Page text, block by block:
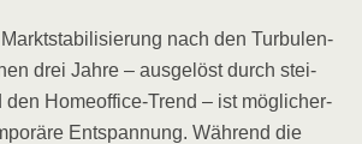
nach den Tur­bu­len­
drei Jah­re – aus­ge­löst durch stei­
den Home­of­fice-Trend – ist mög­li­cher­
Ent­span­nung. Wäh­rend die